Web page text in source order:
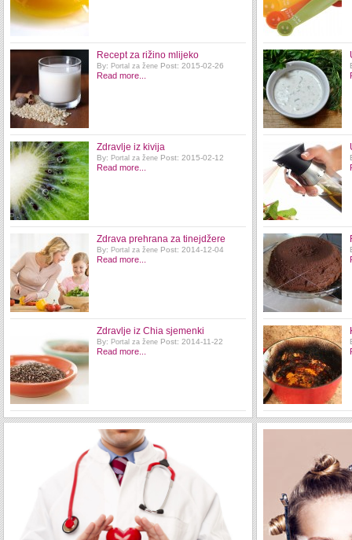
Recept za rižino mlijeko
By: Portal za žene Post: 2015-02-26
Read more...
Zdravlje iz kivija
By: Portal za žene Post: 2015-02-12
Read more...
Zdrava prehrana za tinejdžere
By: Portal za žene Post: 2014-12-04
Read more...
Zdravlje iz Chia sjemenki
By: Portal za žene Post: 2014-11-22
Read more...